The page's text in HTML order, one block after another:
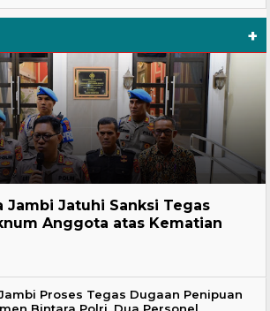
+
Jambi Jatuhi Sanksi Tegas
Anggota atas Kematian
Proses Tegas Dugaan Penipuan